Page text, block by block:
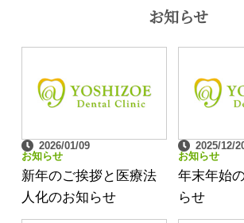
お知らせ
2026/01/09
お知らせ
新年のご挨拶と医療法
人化のお知らせ
2025/12/
お知らせ
年末年始
らせ